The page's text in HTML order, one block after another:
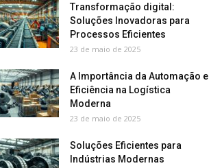
Transformação digital:
Soluções Inovadoras para
Processos Eficientes
23 de maio de 2025
A Importância da Automação e
Eficiência na Logística
Moderna
23 de maio de 2025
Soluções Eficientes para
Indústrias Modernas